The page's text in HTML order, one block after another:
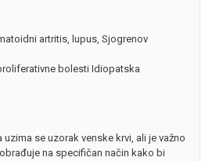
artritis, lupus, Sjogrenov
bolesti Idiopatska
se uzorak venske krvi, ali je važno
na specifičan način kako bi